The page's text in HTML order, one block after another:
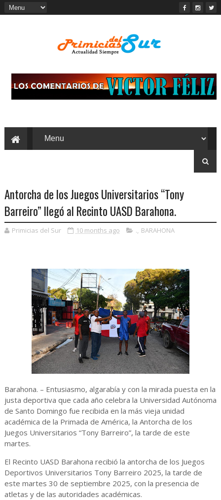
Antorcha de los Juegos Universitarios “Tony
Barreiro” llegó al Recinto UASD Barahona.
Primicias del Sur 10 months ago ., BARAHONA
Barahona. – Entusiasmo, algarabía y con la mirada puesta en la
justa deportiva que cada año celebra la Universidad Autónoma
de Santo Domingo fue recibida en la más vieja unidad
académica de la Primada de América, la Antorcha de los
Juegos Universitarios “Tony Barreiro”, la tarde de este
martes.
El Recinto UASD Barahona recibió la antorcha de los Juegos
Deportivos Universitarios Tony Barreiro 2025, la tarde de
este martes 30 de septiembre 2025, con la presencia de
atletas y de las autoridades académicas.